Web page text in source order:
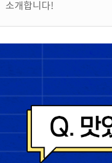
소개합니다!